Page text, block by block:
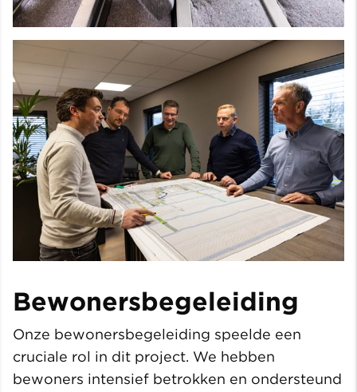
Bewonersbegeleiding
Onze bewonersbegeleiding speelde een
cruciale rol in dit project. We hebben
bewoners intensief betrokken en ondersteund